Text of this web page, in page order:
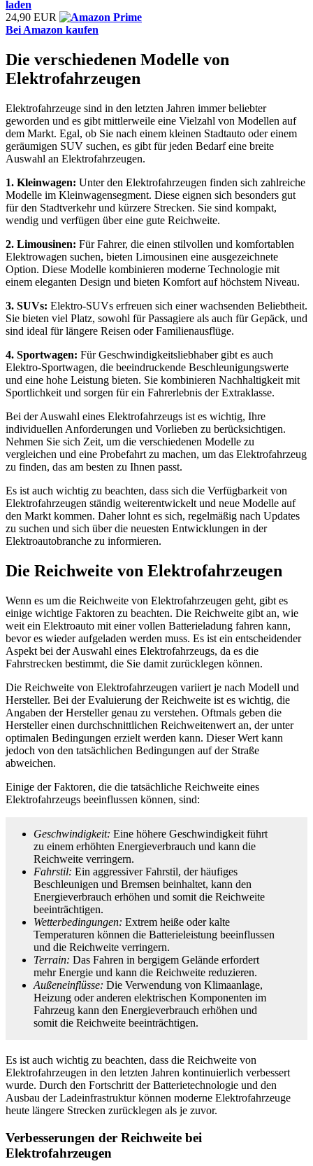
laden
24,90 EUR
Bei Amazon kaufen
Die verschiedenen Modelle von
Elektrofahrzeugen
Elektrofahrzeuge sind in den letzten Jahren immer beliebter
geworden und es gibt mittlerweile eine Vielzahl von Modellen auf
dem Markt. Egal, ob Sie nach einem kleinen Stadtauto oder einem
geräumigen SUV suchen, es gibt für jeden Bedarf eine breite
Auswahl an Elektrofahrzeugen.
1. Kleinwagen: Unter den Elektrofahrzeugen finden sich zahlreiche
Modelle im Kleinwagensegment. Diese eignen sich besonders gut
für den Stadtverkehr und kürzere Strecken. Sie sind kompakt,
wendig und verfügen über eine gute Reichweite.
2. Limousinen: Für Fahrer, die einen stilvollen und komfortablen
Elektrowagen suchen, bieten Limousinen eine ausgezeichnete
Option. Diese Modelle kombinieren moderne Technologie mit
einem eleganten Design und bieten Komfort auf höchstem Niveau.
3. SUVs: Elektro-SUVs erfreuen sich einer wachsenden Beliebtheit.
Sie bieten viel Platz, sowohl für Passagiere als auch für Gepäck, und
sind ideal für längere Reisen oder Familienausflüge.
4. Sportwagen: Für Geschwindigkeitsliebhaber gibt es auch
Elektro-Sportwagen, die beeindruckende Beschleunigungswerte
und eine hohe Leistung bieten. Sie kombinieren Nachhaltigkeit mit
Sportlichkeit und sorgen für ein Fahrerlebnis der Extraklasse.
Bei der Auswahl eines Elektrofahrzeugs ist es wichtig, Ihre
individuellen Anforderungen und Vorlieben zu berücksichtigen.
Nehmen Sie sich Zeit, um die verschiedenen Modelle zu
vergleichen und eine Probefahrt zu machen, um das Elektrofahrzeug
zu finden, das am besten zu Ihnen passt.
Es ist auch wichtig zu beachten, dass sich die Verfügbarkeit von
Elektrofahrzeugen ständig weiterentwickelt und neue Modelle auf
den Markt kommen. Daher lohnt es sich, regelmäßig nach Updates
zu suchen und sich über die neuesten Entwicklungen in der
Elektroautobranche zu informieren.
Die Reichweite von Elektrofahrzeugen
Wenn es um die Reichweite von Elektrofahrzeugen geht, gibt es
einige wichtige Faktoren zu beachten. Die Reichweite gibt an, wie
weit ein Elektroauto mit einer vollen Batterieladung fahren kann,
bevor es wieder aufgeladen werden muss. Es ist ein entscheidender
Aspekt bei der Auswahl eines Elektrofahrzeugs, da es die
Fahrstrecken bestimmt, die Sie damit zurücklegen können.
Die Reichweite von Elektrofahrzeugen variiert je nach Modell und
Hersteller. Bei der Evaluierung der Reichweite ist es wichtig, die
Angaben der Hersteller genau zu verstehen. Oftmals geben die
Hersteller einen durchschnittlichen Reichweitenwert an, der unter
optimalen Bedingungen erzielt werden kann. Dieser Wert kann
jedoch von den tatsächlichen Bedingungen auf der Straße
abweichen.
Einige der Faktoren, die die tatsächliche Reichweite eines
Elektrofahrzeugs beeinflussen können, sind:
Geschwindigkeit: Eine höhere Geschwindigkeit führt
zu einem erhöhten Energieverbrauch und kann die
Reichweite verringern.
Fahrstil: Ein aggressiver Fahrstil, der häufiges
Beschleunigen und Bremsen beinhaltet, kann den
Energieverbrauch erhöhen und somit die Reichweite
beeinträchtigen.
Wetterbedingungen: Extrem heiße oder kalte
Temperaturen können die Batterieleistung beeinflussen
und die Reichweite verringern.
Terrain: Das Fahren in bergigem Gelände erfordert
mehr Energie und kann die Reichweite reduzieren.
Außeneinflüsse: Die Verwendung von Klimaanlage,
Heizung oder anderen elektrischen Komponenten im
Fahrzeug kann den Energieverbrauch erhöhen und
somit die Reichweite beeinträchtigen.
Es ist auch wichtig zu beachten, dass die Reichweite von
Elektrofahrzeugen in den letzten Jahren kontinuierlich verbessert
wurde. Durch den Fortschritt der Batterietechnologie und den
Ausbau der Ladeinfrastruktur können moderne Elektrofahrzeuge
heute längere Strecken zurücklegen als je zuvor.
Verbesserungen der Reichweite bei
Elektrofahrzeugen